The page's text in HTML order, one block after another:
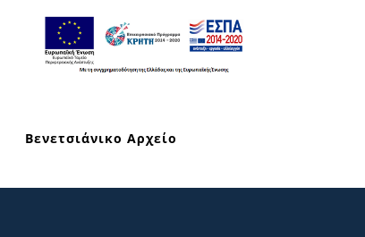
Βενετσιάνικο Αρχείο